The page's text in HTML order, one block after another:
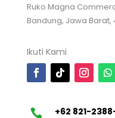
Ruko Magna
Bandung, Jawa Barat,
Ikuti Kami
+62 821-